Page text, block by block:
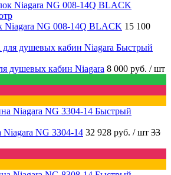
Niagara NG 008-14Q BLACK 15 100
Быстрый
душевых кабин Niagara 8 000 руб. / шт
Быстрый
Niagara NG 3304-14 32 928 руб. / шт 33